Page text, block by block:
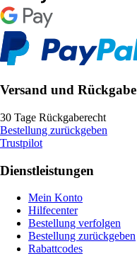
Versand und Rückgabe
30 Tage Rückgaberecht
Bestellung zurückgeben
Trustpilot
Dienstleistungen
Mein Konto
Hilfecenter
Bestellung verfolgen
Bestellung zurückgeben
Rabattcodes